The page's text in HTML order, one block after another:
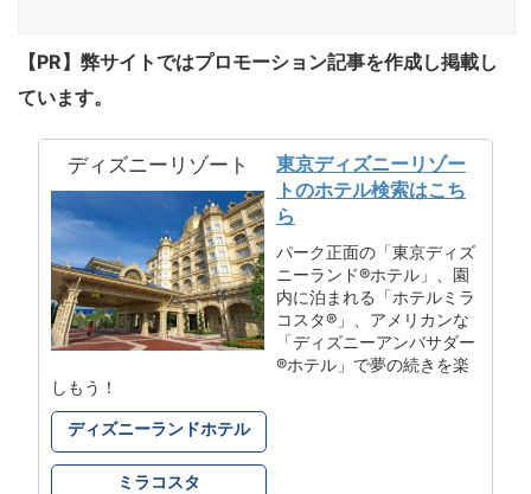
【PR】弊サイトではプロモーション記事を作成し掲載し
ています。
ディズニーリゾート
東京ディズニーリゾー
トのホテル検索はこち
ら
パーク正面の「東京ディズ
ニーランド®ホテル」、園
内に泊まれる「ホテルミラ
コスタ®」、アメリカンな
「ディズニーアンバサダー
®ホテル」で夢の続きを楽
しもう！
ディズニーランドホテル
ミラコスタ